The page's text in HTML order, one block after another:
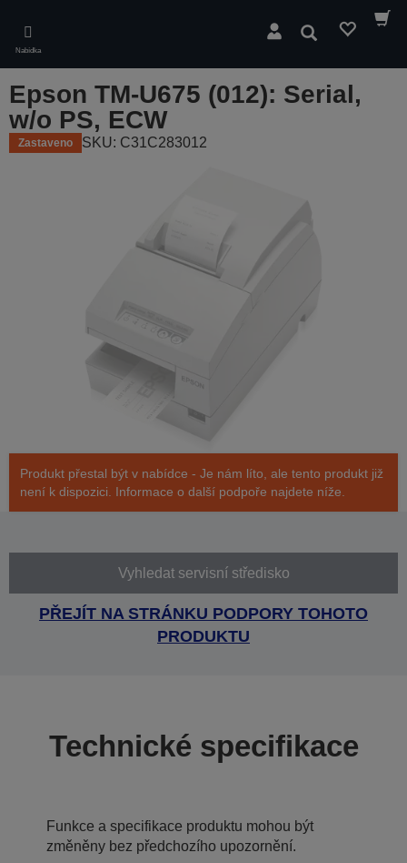
main
content
Nabídka
Hledat
Epson TM-U675 (012): Serial,
w/o PS, ECW
Zastaveno SKU: C31C283012
Produkt přestal být v nabídce - Je nám líto, ale tento produkt již
není k dispozici. Informace o další podpoře najdete níže.
Vyhledat servisní středisko
PŘEJÍT NA STRÁNKU PODPORY TOHOTO
PRODUKTU
Technické specifikace
Funkce a specifikace produktu mohou být
změněny bez předchozího upozornění.